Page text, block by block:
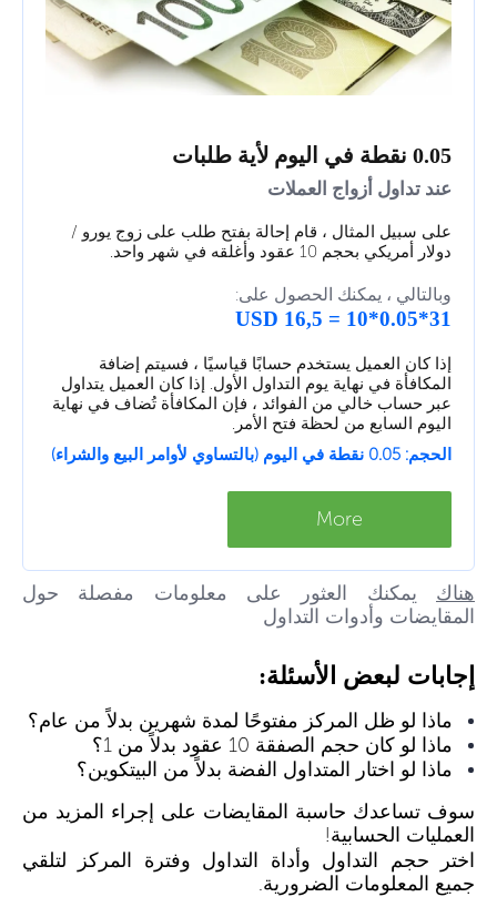
0.05 نقطة في اليوم لأية طلبات
عند تداول أزواج العملات
على سبيل المثال ، قام إحالة بفتح طلب على زوج يورو /
دولار أمريكي بحجم 10 عقود وأغلقه في شهر واحد.
وبالتالي ، يمكنك الحصول على:
31*0.05*10 = 16,5 USD
إذا كان العميل يستخدم حسابًا قياسيًا ، فسيتم إضافة
المكافأة في نهاية يوم التداول الأول. إذا كان العميل يتداول
عبر حساب خالي من الفوائد ، فإن المكافأة تُضاف في نهاية
اليوم السابع من لحظة فتح الأمر.
الحجم: 0.05 نقطة في اليوم (بالتساوي لأوامر البيع والشراء)
More
هناك يمكنك العثور على معلومات مفصلة حول
المقايضات وأدوات التداول
إجابات لبعض الأسئلة:
ماذا لو ظل المركز مفتوحًا لمدة شهرين بدلاً من عام؟
ماذا لو كان حجم الصفقة 10 عقود بدلاً من 1؟
ماذا لو اختار المتداول الفضة بدلاً من البيتكوين؟
سوف تساعدك حاسبة المقايضات على إجراء المزيد من
العمليات الحسابية!
اختر حجم التداول وأداة التداول وفترة المركز لتلقي
جميع المعلومات الضرورية.